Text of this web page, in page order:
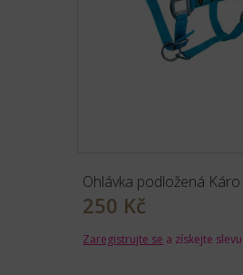
Ohlávka podložená
250 Kč
Zaregistrujte se a získejte